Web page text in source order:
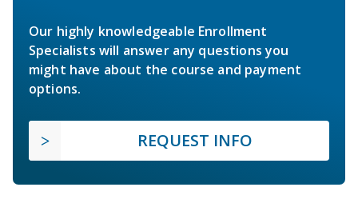
Our highly knowledgeable Enrollment
Specialists will answer any questions you
might have about the course and payment
options.
REQUEST INFO